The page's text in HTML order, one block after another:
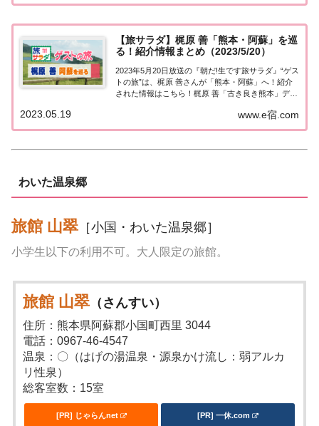
【旅サラダ】梶原 善「熊本・阿蘇」を巡
る！紹介情報まとめ（2023/5/20）
2023年5月20日放送の『朝だ!生です旅サラダ』“ゲス
トの旅”は、梶原 善さんが「熊本・阿蘇」へ！紹介
された情報はこちら！梶原 善「古き良き熊本」ディ
んが熊本へ。レトロ好きな梶原さん、熊本市で昭和
の香り漂うスポットを訪ねご満悦！...
www.e宿.com
2023.05.19
わいた温泉郷
旅館 山翠 ［小国・わいた温泉郷］
小学生以下の利用不可。大人限定の旅館。
旅館 山翠 （さんすい）
住所：熊本県阿蘇郡小国町西里 3044
電話：0967-46-4547
温泉：〇（はげの湯温泉・源泉かけ流し：弱アルカ
リ性泉）
総客室数：15室
[PR] じゃらんnet [PR] 一休.com